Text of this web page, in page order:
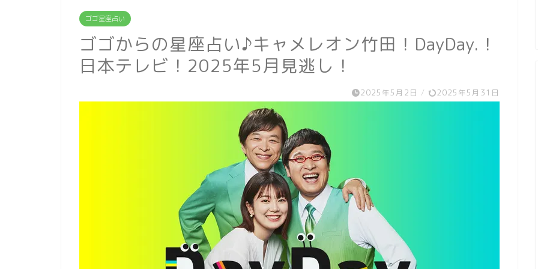
ゴゴ星座占い
ゴゴからの星座占い♪キャメレオン竹田！DayDay.！
日本テレビ！2025年5月見逃し！
2025年5月2日 / 2025年5月31日